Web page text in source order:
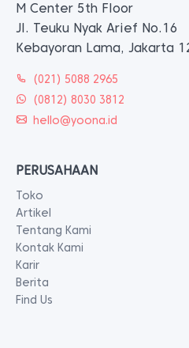
M Center 5th Floor
Jl. Teuku Nyak Arief No.16
Kebayoran Lama, Jakarta
(021) 5088 2965
(0812) 8030 3812
hello@yoona.id
PERUSAHAAN
Toko
Artikel
Tentang Kami
Kontak Kami
Karir
Berita
Find Us